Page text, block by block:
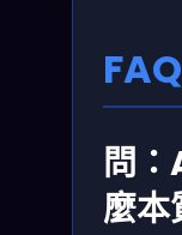
問
麼本